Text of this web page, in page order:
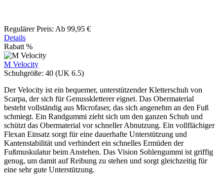
Regulärer Preis: Ab 99,95 €
Details
Rabatt %
M Velocity
Schuhgröße: 40 (UK 6.5)
Der Velocity ist ein bequemer, unterstützender Kletterschuh von
Scarpa, der sich für Genusskletterer eignet. Das Obermaterial
besteht vollständig aus Microfaser, das sich angenehm an den Fuß
schmiegt. Ein Randgummi zieht sich um den ganzen Schuh und
schützt das Obermaterial vor schneller Abnutzung. Ein vollflächiger
Flexan Einsatz sorgt für eine dauerhafte Unterstützung und
Kantenstabilität und verhindert ein schnelles Ermüden der
Fußmuskulatur beim Anstehen. Das Vision Sohlengummi ist griffig
genug, um damit auf Reibung zu stehen und sorgt gleichzeitig für
eine sehr gute Unterstützung.